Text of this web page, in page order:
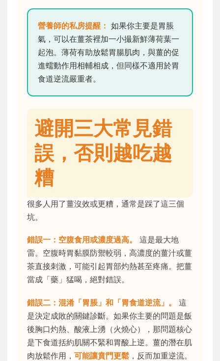
營養師的私房提醒： 如果你主要是胃脹
氣，可以在薑茶裡加一小撮新鮮薄荷葉一
起泡。薄荷有助放鬆胃腸肌肉，與薑的促
進蠕動作用相輔相成，但同樣不適用於胃
食道逆流嚴重者。
避開三大常見錯
誤，否則越吃越
糟
很多人用了薑沒效或更糟，通常是踩了這三個
坑。
錯誤一：空腹食用或濃度過高。
這是最大地
雷。空腹時胃黏膜防禦較弱，高濃度的薑汁或薑
茶直接刺激，可能引起胃部灼熱甚至疼痛。把薑
當成「藥」猛喝，絕對錯誤。
錯誤二：混淆「胃脹」和「胃食道逆流」。
這
是決定成敗的關鍵診斷。如果你主要的問題是飯
後胸口灼熱、酸液上湧（火燒心），那問題核心
是下食道括約肌關不緊和胃酸上逆。薑的潛在肌
肉放鬆作用， 可能讓賁門更鬆 ，反而加重逆流。